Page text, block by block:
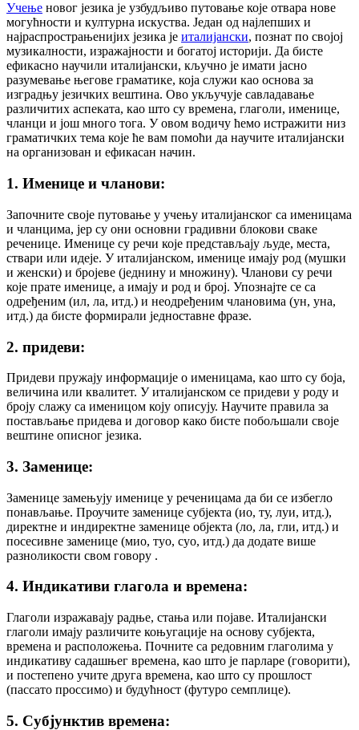
Учење новог језика је узбудљиво путовање које отвара нове
могућности и културна искуства. Један од најлепших и
најраспрострањенијих језика је италијански, познат по својој
музикалности, изражајности и богатој историји. Да бисте
ефикасно научили италијански, кључно је имати јасно
разумевање његове граматике, која служи као основа за
изградњу језичких вештина. Ово укључује савладавање
различитих аспеката, као што су времена, глаголи, именице,
чланци и још много тога. У овом водичу ћемо истражити низ
граматичких тема које ће вам помоћи да научите италијански
на организован и ефикасан начин.
1. Именице и чланови:
Започните своје путовање у учењу италијанског са именицама
и чланцима, јер су они основни градивни блокови сваке
реченице. Именице су речи које представљају људе, места,
ствари или идеје. У италијанском, именице имају род (мушки
и женски) и бројеве (једнину и множину). Чланови су речи
које прате именице, а имају и род и број. Упознајте се са
одређеним (ил, ла, итд.) и неодређеним члановима (ун, уна,
итд.) да бисте формирали једноставне фразе.
2. придеви:
Придеви пружају информације о именицама, као што су боја,
величина или квалитет. У италијанском се придеви у роду и
броју слажу са именицом коју описују. Научите правила за
постављање придева и договор како бисте побољшали своје
вештине описног језика.
3. Заменице:
Заменице замењују именице у реченицама да би се избегло
понављање. Проучите заменице субјекта (ио, ту, луи, итд.),
директне и индиректне заменице објекта (ло, ла, гли, итд.) и
посесивне заменице (мио, туо, суо, итд.) да додате више
разноликости свом говору .
4. Индикативи глагола и времена:
Глаголи изражавају радње, стања или појаве. Италијански
глаголи имају различите коњугације на основу субјекта,
времена и расположења. Почните са редовним глаголима у
индикативу садашњег времена, као што је парларе (говорити),
и постепено учите друга времена, као што су прошлост
(пассато проссимо) и будућност (футуро семплице).
5. Субјунктив времена: